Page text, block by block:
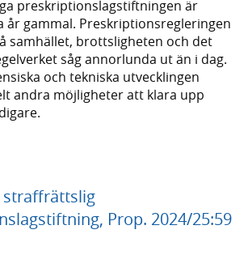
preskriptionslagstiftningen är
år gammal. Preskriptionsregleringen
samhället, brottsligheten och det
såg annorlunda ut än i dag.
och tekniska utvecklingen
andra möjligheter att klara upp
straffrättslig
Prop. 2024/25:59